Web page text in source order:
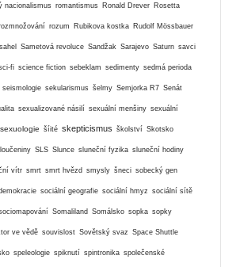
nacionalismus romantismus Ronald Drever Rosetta
rozum Rubikova kostka Rudolf Mössbauer
sahel Sametová revoluce Sandžak Sarajevo Saturn savci
fi science fiction sebeklam sedimenty sedmá perioda
seismologie sekularismus šelmy Semjorka R7 Senát
sexualizované násilí sexuální menšiny sexuální
sexuologie šíité skepticismus školství Skotsko
SLS Slunce sluneční fyzika sluneční hodiny
vítr smrt smrt hvězd smysly šneci sobecký gen
sociální geografie sociální hmyz sociální sítě
Somaliland Somálsko sopka sopky
ve vědě souvislost Sovětský svaz Space Shuttle
speleologie spiknutí spintronika společenské